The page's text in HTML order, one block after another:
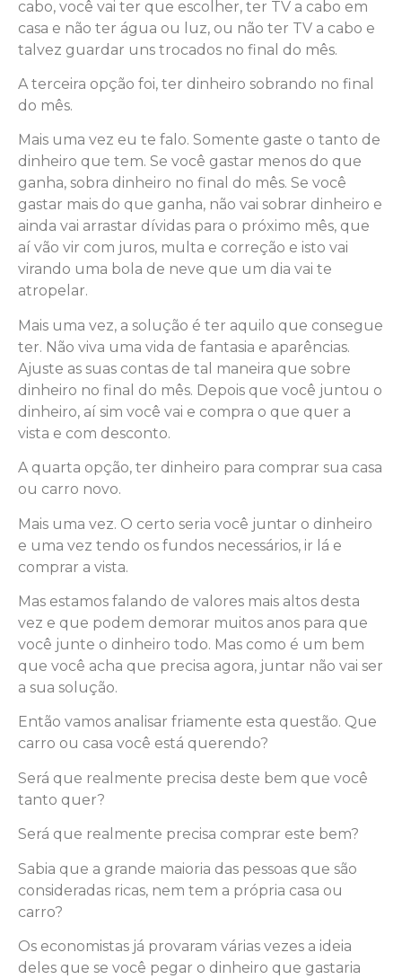
cabo, você vai ter que escolher, ter TV a cabo em
casa e não ter água ou luz, ou não ter TV a cabo e
talvez guardar uns trocados no final do mês.
A terceira opção foi, ter dinheiro sobrando no final
do mês.
Mais uma vez eu te falo. Somente gaste o tanto de
dinheiro que tem. Se você gastar menos do que
ganha, sobra dinheiro no final do mês. Se você
gastar mais do que ganha, não vai sobrar dinheiro e
ainda vai arrastar dívidas para o próximo mês, que
aí vão vir com juros, multa e correção e isto vai
virando uma bola de neve que um dia vai te
atropelar.
Mais uma vez, a solução é ter aquilo que consegue
ter. Não viva uma vida de fantasia e aparências.
Ajuste as suas contas de tal maneira que sobre
dinheiro no final do mês. Depois que você juntou o
dinheiro, aí sim você vai e compra o que quer a
vista e com desconto.
A quarta opção, ter dinheiro para comprar sua casa
ou carro novo.
Mais uma vez. O certo seria você juntar o dinheiro
e uma vez tendo os fundos necessários, ir lá e
comprar a vista.
Mas estamos falando de valores mais altos desta
vez e que podem demorar muitos anos para que
você junte o dinheiro todo. Mas como é um bem
que você acha que precisa agora, juntar não vai ser
a sua solução.
Então vamos analisar friamente esta questão. Que
carro ou casa você está querendo?
Será que realmente precisa deste bem que você
tanto quer?
Será que realmente precisa comprar este bem?
Sabia que a grande maioria das pessoas que são
consideradas ricas, nem tem a própria casa ou
carro?
Os economistas já provaram várias vezes a ideia
deles que se você pegar o dinheiro que gastaria